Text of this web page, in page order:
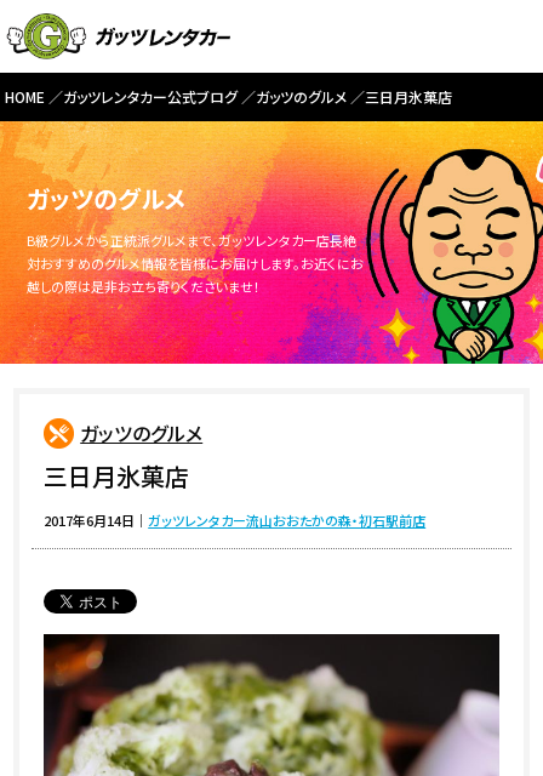
HOME ガッツレンタカー公式ブログ ガッツのグルメ 三日月氷菓店
ガッツのグルメ
B級グルメから正統派グルメまで、ガッツレンタカー店長絶
対おすすめのグルメ情報を皆様にお届けします。お近くにお
越しの際は是非お立ち寄りくださいませ！
ガッツのグルメ
三日月氷菓店
2017年6月14日 ｜ガッツレンタカー流山おおたかの森・初石駅前店